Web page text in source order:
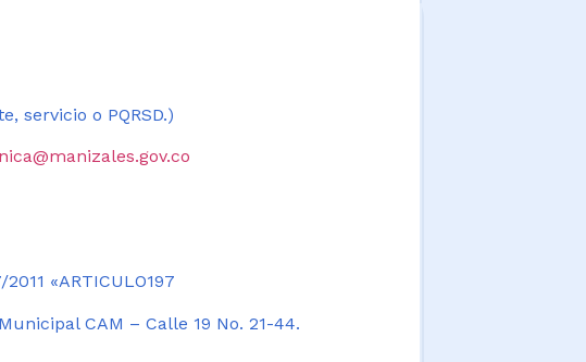
servicio o PQRSD.)
«ARTICULO197
CAM – Calle 19 No. 21-44.